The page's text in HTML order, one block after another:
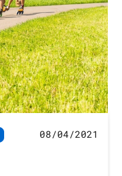
08/04/2021